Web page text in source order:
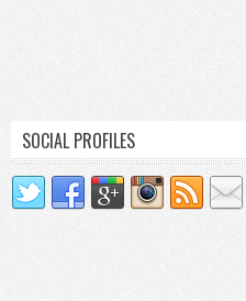
SOCIAL PROFILES